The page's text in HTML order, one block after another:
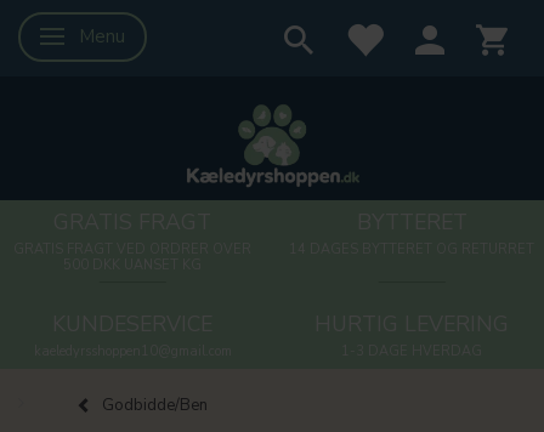
Skifte navigation
Menu
Godbidde/Ben